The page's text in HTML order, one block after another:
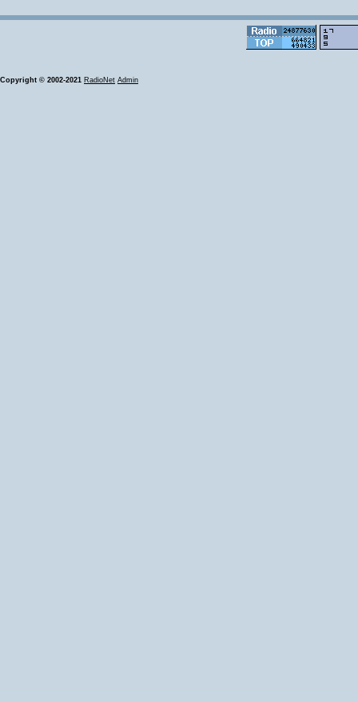
Copyright © 2002-2021 RadioNet Admin